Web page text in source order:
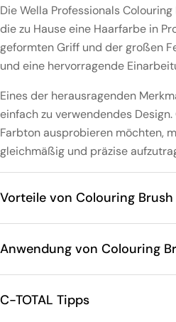
Die Wella Professionals
die zu Hause eine Haarfarbe in
geformten Griff und der großen
und eine hervorragende
Eines der herausragenden
einfach zu verwendendes
Farbton ausprobieren möchten,
gleichmäßig und präzise
Vorteile von Colouring
Anwendung von Colouring
C-TOTAL Tipps